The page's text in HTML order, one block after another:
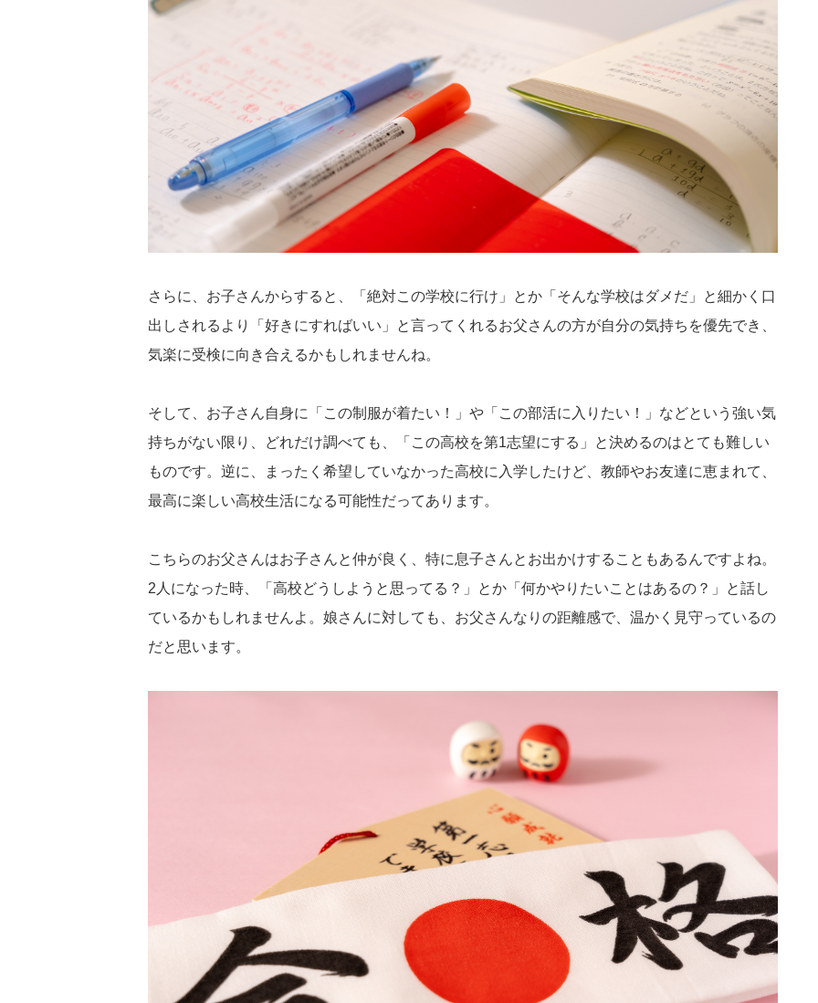
さらに、お子さんからすると、「絶対この学校に行け」とか「そんな学校はダメだ」と細かく口
出しされるより「好きにすればいい」と言ってくれるお父さんの方が自分の気持ちを優先でき、
気楽に受検に向き合えるかもしれませんね。
そして、お子さん自身に「この制服が着たい！」や「この部活に入りたい！」などという強い気
持ちがない限り、どれだけ調べても、「この高校を第1志望にする」と決めるのはとても難しい
ものです。逆に、まったく希望していなかった高校に入学したけど、教師やお友達に恵まれて、
最高に楽しい高校生活になる可能性だってあります。
こちらのお父さんはお子さんと仲が良く、特に息子さんとお出かけすることもあるんですよね。
2人になった時、「高校どうしようと思ってる？」とか「何かやりたいことはあるの？」と話し
ているかもしれませんよ。娘さんに対しても、お父さんなりの距離感で、温かく見守っているの
だと思います。